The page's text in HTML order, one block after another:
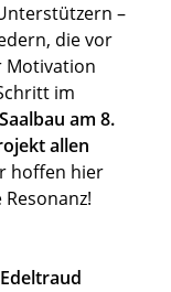
–
die vor
Motivation
im
am 8.
allen
hoffen hier